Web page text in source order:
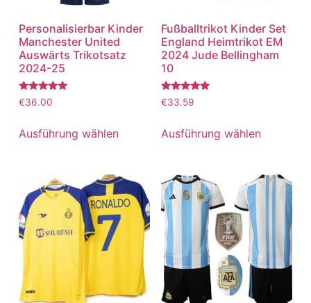
Personalisierbar Kinder
Manchester United
Auswärts Trikotsatz
2024-25
Bewertet
mit
€36.00
Ausführung wählen
Fußballtrikot Kinder Set
England Heimtrikot EM
2024 Jude Bellingham
10
Bewertet
mit
€33.59
Ausführung wählen